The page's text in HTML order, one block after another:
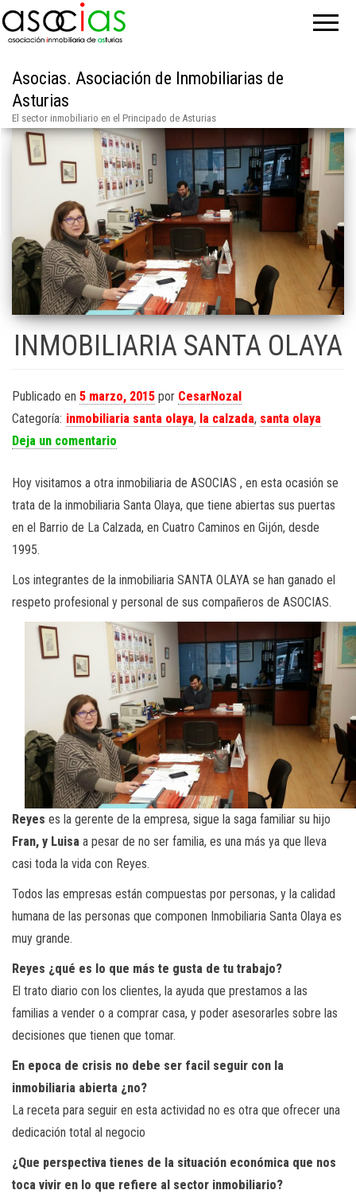
Asocias. Asociación de Inmobiliarias de
Asturias
El sector inmobiliario en el Principado de Asturias
INMOBILIARIA SANTA OLAYA
Publicado en 5 marzo, 2015 por CesarNozal
Categoría: inmobiliaria santa olaya, la calzada, santa olaya
Deja un comentario
Hoy visitamos a otra inmobiliaria de ASOCIAS , en esta ocasión se
trata de la inmobiliaria Santa Olaya, que tiene abiertas sus puertas
en el Barrio de La Calzada, en Cuatro Caminos en Gijón, desde
1995.
Los integrantes de la inmobiliaria SANTA OLAYA se han ganado el
respeto profesional y personal de sus compañeros de ASOCIAS.
Reyes es la gerente de la empresa, sigue la saga familiar su hijo
Fran, y Luisa a pesar de no ser familia, es una más ya que lleva
casi toda la vida con Reyes.
Todos las empresas están compuestas por personas, y la calidad
humana de las personas que componen Inmobiliaria Santa Olaya es
muy grande.
Reyes ¿qué es lo que más te gusta de tu trabajo?
El trato diario con los clientes, la ayuda que prestamos a las
familias a vender o a comprar casa, y poder asesorarles sobre las
decisiones que tienen que tomar.
En epoca de crisis no debe ser facil seguir con la
inmobiliaria abierta ¿no?
La receta para seguir en esta actividad no es otra que ofrecer una
dedicación total al negocio
¿Que perspectiva tienes de la situación económica que nos
toca vivir en lo que refiere al sector inmobiliario?